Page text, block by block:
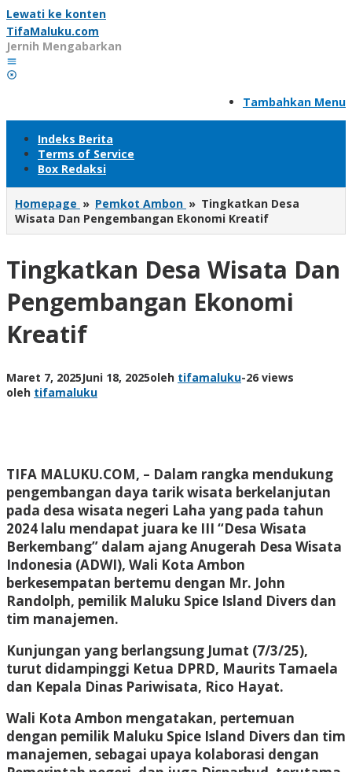
Lewati ke konten
TifaMaluku.com
Jernih Mengabarkan
Tambahkan Menu
Indeks Berita
Terms of Service
Box Redaksi
Homepage » Pemkot Ambon » Tingkatkan Desa
Wisata Dan Pengembangan Ekonomi Kreatif
Tingkatkan Desa Wisata Dan
Pengembangan Ekonomi
Kreatif
Maret 7, 2025Juni 18, 2025oleh tifamaluku-26 views
oleh tifamaluku
TIFA MALUKU.COM, – Dalam rangka mendukung
pengembangan daya tarik wisata berkelanjutan
pada desa wisata negeri Laha yang pada tahun
2024 lalu mendapat juara ke III “Desa Wisata
Berkembang” dalam ajang Anugerah Desa Wisata
Indonesia (ADWI), Wali Kota Ambon
berkesempatan bertemu dengan Mr. John
Randolph, pemilik Maluku Spice Island Divers dan
tim manajemen.
Kunjungan yang berlangsung Jumat (7/3/25),
turut didampinggi Ketua DPRD, Maurits Tamaela
dan Kepala Dinas Pariwisata, Rico Hayat.
Wali Kota Ambon mengatakan, pertemuan
dengan pemilik Maluku Spice Island Divers dan tim
manajemen, sebagai upaya kolaborasi dengan